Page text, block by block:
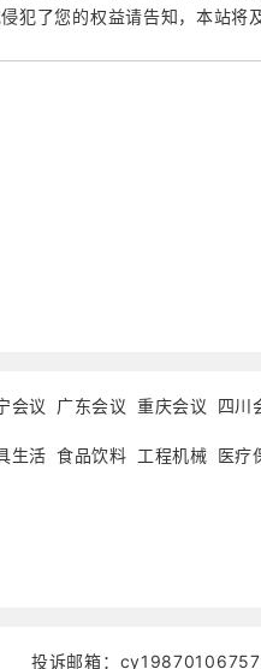
犯了您的权益请告知，本站将
会议 广东会议 重庆会议 四川
生活 食品饮料 工程机械 医疗
投诉邮箱：